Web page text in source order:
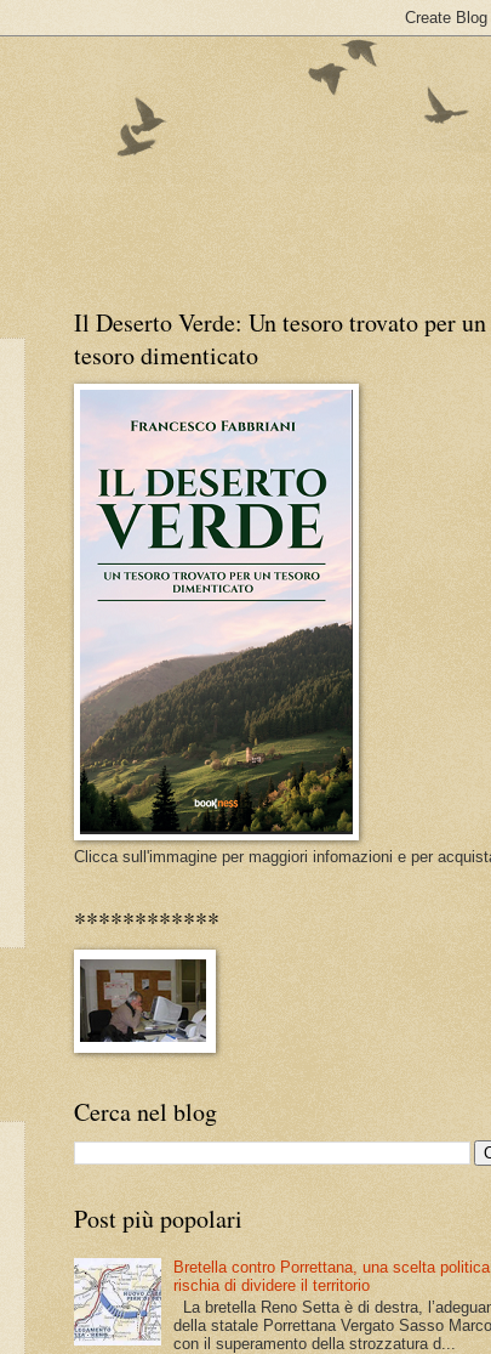
Il Deserto Verde: Un tesoro trovato per un
tesoro dimenticato
Clicca sull'immagine per maggiori infomazioni e per
************
Cerca nel blog
Post più popolari
Bretella contro Porrettana, una scelta
rischia di dividere il territorio
La bretella Reno Setta è di destra,
della statale Porrettana Vergato Sasso
con il superamento della strozzatura d...